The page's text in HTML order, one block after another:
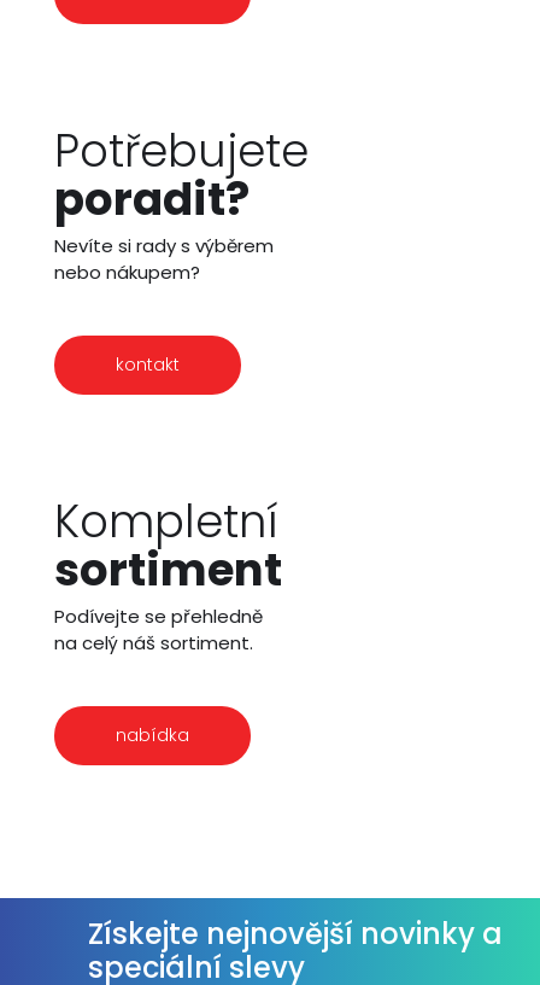
Potřebujete
poradit?
Nevíte si rady s výběrem
nebo nákupem?
kontakt
Kompletní
sortiment
Podívejte se přehledně
na celý náš sortiment.
nabídka
Získejte nejnovější novinky a
speciální slevy